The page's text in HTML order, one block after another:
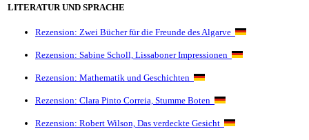
LITERATUR UND SPRACHE
Rezension: Zwei Bücher für die Freunde des Algarve
Rezension: Sabine Scholl, Lissaboner Impressionen
Rezension: Mathematik und Geschichten
Rezension: Clara Pinto Correia, Stumme Boten
Rezension: Robert Wilson, Das verdeckte Gesicht